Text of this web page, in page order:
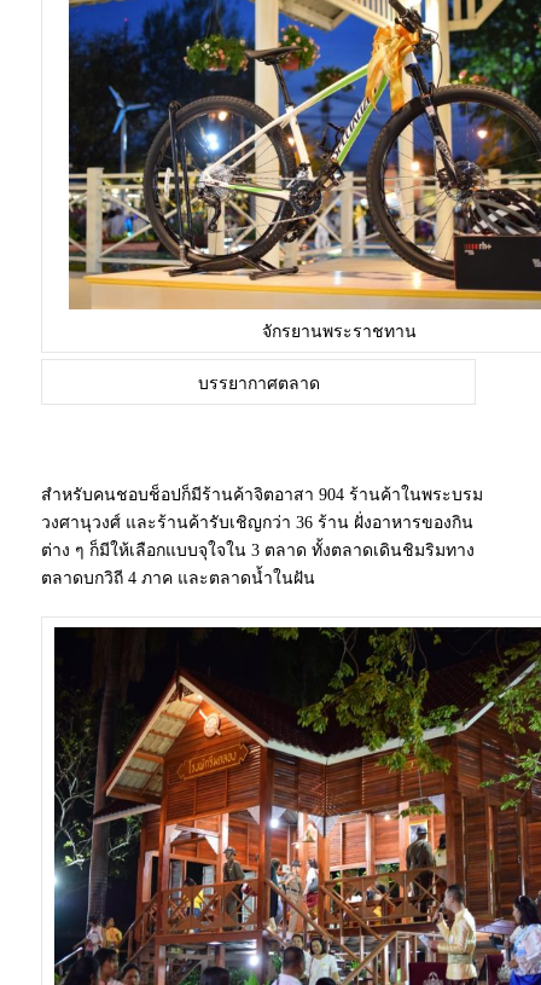
จักรยานพระราชทาน
บรรยากาศตลาด
สำหรับคนชอบช็อปก็มีร้านค้าจิตอาสา 904 ร้านค้าในพระบรม
วงศานุวงศ์ และร้านค้ารับเชิญกว่า 36 ร้าน ฝั่งอาหารของกิน
ต่าง ๆ ก็มีให้เลือกแบบจุใจใน 3 ตลาด ทั้งตลาดเดินชิมริมทาง
ตลาดบกวิถี 4 ภาค และตลาดน้ำในฝัน